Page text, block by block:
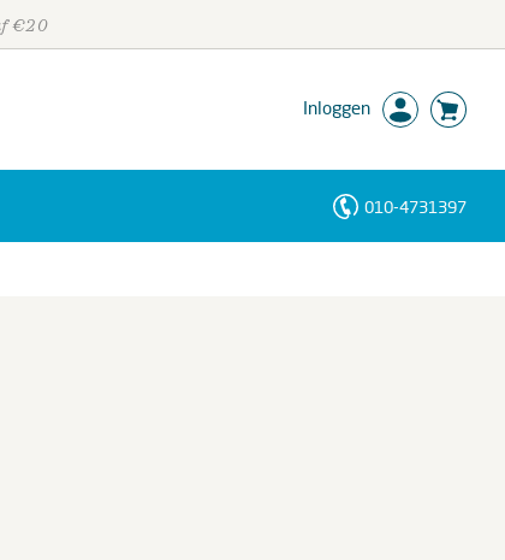
€20
Inloggen
010-4731397